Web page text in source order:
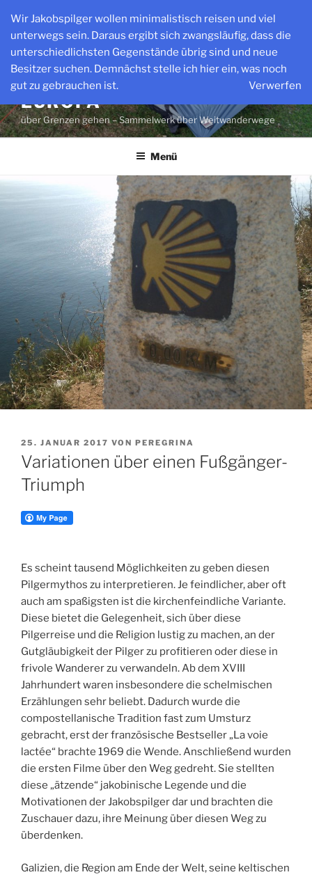
Wir Jakobspilger wollen minimalistisch reisen und viel
unterwegs sein. Daraus ergibt sich zwangsläufig, dass die
unterschiedlichsten Gegenstände übrig sind und neue
Besitzer suchen. Demnächst stelle ich hier ein, was noch
gut zu gebrauchen ist.
Verwerfen
Inhalt
springen
WEITWANDERWEGE IN
EUROPA
über Grenzen gehen – Sammelwerk über Weitwanderwege
Menü
VERÖFFENTLICHT
AM
25. JANUAR 2017 VON PEREGRINA
Variationen über einen Fußgänger-
Triumph
Es scheint tausend Möglichkeiten zu geben diesen
Pilgermythos zu interpretieren. Je feindlicher, aber oft
auch am spaßigsten ist die kirchenfeindliche Variante.
Diese bietet die Gelegenheit, sich über diese
Pilgerreise und die Religion lustig zu machen, an der
Gutgläubigkeit der Pilger zu profitieren oder diese in
frivole Wanderer zu verwandeln. Ab dem XVIII
Jahrhundert waren insbesondere die schelmischen
Erzählungen sehr beliebt. Dadurch wurde die
compostellanische Tradition fast zum Umsturz
gebracht, erst der französische Bestseller „La voie
lactée“ brachte 1969 die Wende. Anschließend wurden
die ersten Filme über den Weg gedreht. Sie stellten
diese „ätzende“ jakobinische Legende und die
Motivationen der Jakobspilger dar und brachten die
Zuschauer dazu, ihre Meinung über diesen Weg zu
überdenken.
Galizien, die Region am Ende der Welt, seine keltischen